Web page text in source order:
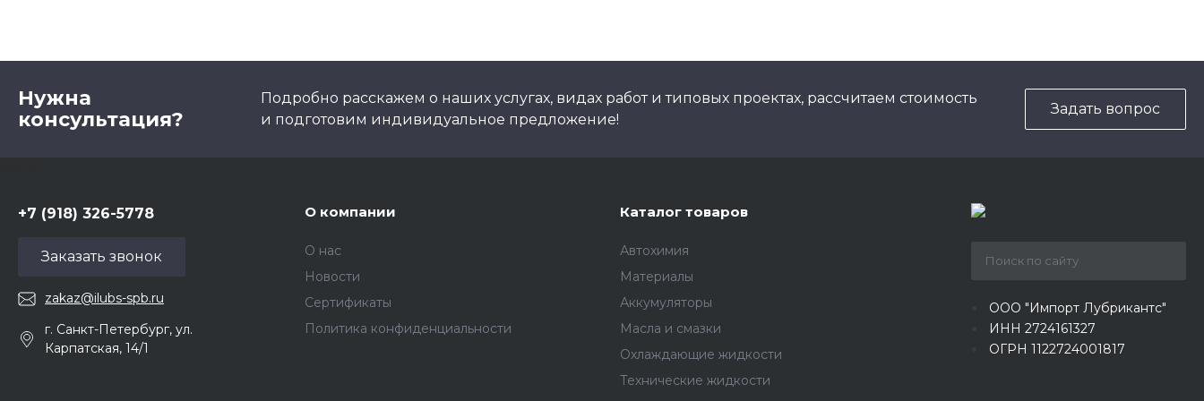
Нужна
консультация?
Подробно расскажем о наших услугах, видах работ и типовых проектах, рассчитаем стоимость
и подготовим индивидуальное предложение!
Задать вопрос
+7 (918) 326-5778
Заказать звонок
zakaz@ilubs-spb.ru
г. Санкт-Петербург, ул.
Карпатская, 14/1
О компании
О нас
Новости
Сертификаты
Политика конфиденциальности
Каталог товаров
Автохимия
Материалы
Аккумуляторы
Масла и смазки
Охлаждающие жидкости
Технические жидкости
ООО "Импорт Лубрикантс"
ИНН 2724161327
ОГРН 1122724001817